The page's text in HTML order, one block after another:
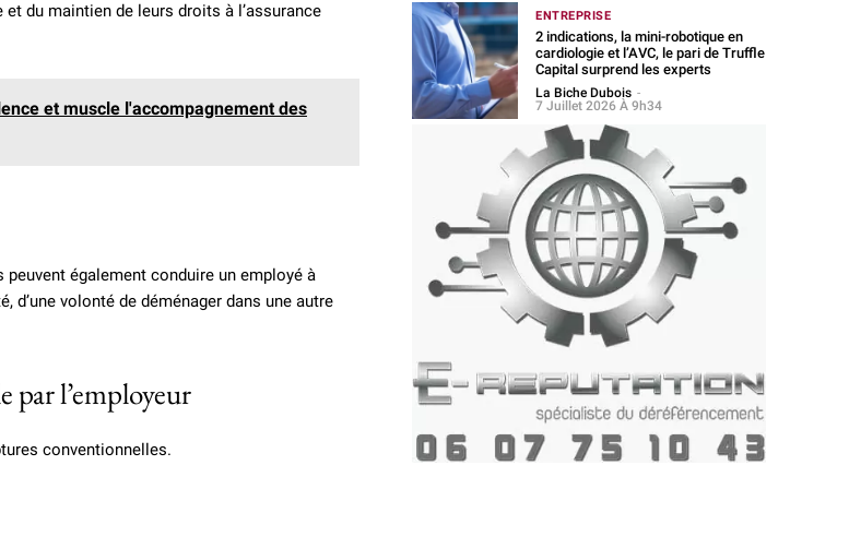
du maintien de leurs droits à l’assurance
et muscle l'accompagnement des
également conduire un employé à
d’une volonté de déménager dans une autre
par l’employeur
conventionnelles.
ENTREPRISE
2 indications, la mini-robotique en
cardiologie et l’AVC, le pari de Truffle
Capital surprend les experts
La Biche Dubois -
7 Juillet 2026 À 9h34